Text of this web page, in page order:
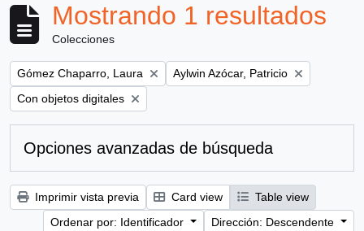
Mostrando 1 resultados
Colecciones
Remove filter:
Gómez Chaparro, Laura Remove filter:
Aylwin Azócar, Patricio
Remove filter:
Con objetos digitales
Opciones avanzadas de búsqueda
Imprimir vista previa Card view
Table view
Ordenar por: Identificador
Dirección: Descendente